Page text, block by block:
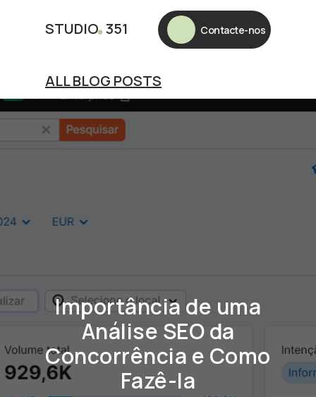
STUDIO 351
.
ALL BLOG POSTS
Contacte-nos
Importância de uma
Análise SEO da
Concorrência e Como
Fazê-la